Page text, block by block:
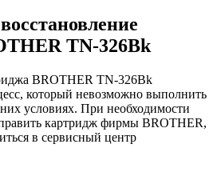
TN-326Bk
BROTHER TN-326Bk
который невозможно выполнить
условиях. При необходимости
картридж фирмы BROTHER,
в сервисный центр